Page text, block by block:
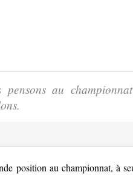
au
position au championnat, à